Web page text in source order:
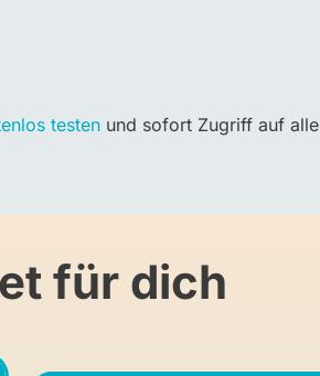
testen und sofort Zugriff auf alle
für dich